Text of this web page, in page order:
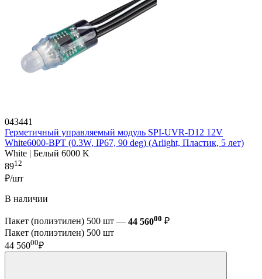
043441
Герметичный управляемый модуль SPI-UVR-D12 12V
White6000-BPT (0.3W, IP67, 90 deg) (Arlight, Пластик, 5 лет)
White | Белый 6000 K
8912
₽/шт
В наличии
Пакет (полиэтилен) 500 шт — 44 56000 ₽
Пакет (полиэтилен) 500 шт
44 56000₽